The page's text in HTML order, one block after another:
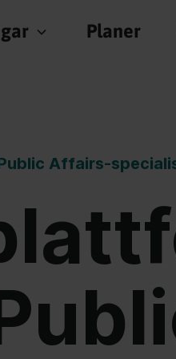
Planer
Planer
Affairs-